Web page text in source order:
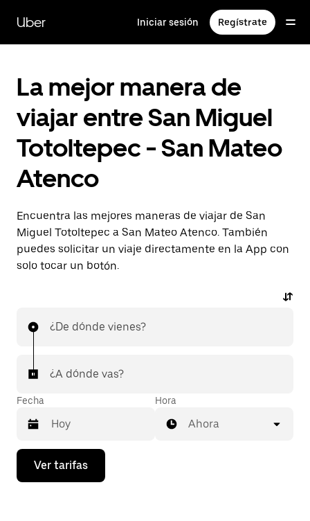
contenido
principal
Uber Iniciar sesión Regístrate
La mejor manera de
viajar entre San Miguel
Totoltepec - San Mateo
Atenco
Encuentra las mejores maneras de viajar de San
Miguel Totoltepec a San Mateo Atenco. También
puedes solicitar un viaje directamente en la App con
solo tocar un botón.
¿De dónde vienes?
¿A dónde vas?
Fecha
Presiona
flecha
Hora
Ahora
Ver tarifas